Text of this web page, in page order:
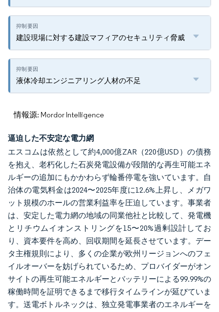
建設現場に対する建設マフィアのセキュリティ脅威
液体冷却エンジニアリング人材の不足
情報源: Mordor Intelligence
逼迫した不安定な電力網
エスコムは依然として約4,000億ZAR（220億USD）の債務
を抱え、老朽化した石炭発電設備が段階的な再生可能エネ
ルギーの追加にもかかわらず輪番停電を強いています。自
治体の電気料金は2024〜2025年度に12.6%上昇し、メガワ
ット規模のホールの営業利益率を圧迫しています。事業者
は、安定した電力網の地域の同業他社と比較して、発電機
とリチウムイオンストリングを15〜20%過剰設計してお
り、資本要件を高め、回収期間を延長させています。デー
タ主権規則により、多くの企業が欧州リージョンへのフェ
イルオーバーを妨げられているため、プロバイダーがオン
サイトの再生可能エネルギーとバッテリーによる99.99%の
稼働時間を証明できるまで移行タイムラインが延びていま
す。送電ボトルネックは、独立発電事業者のエネルギーを